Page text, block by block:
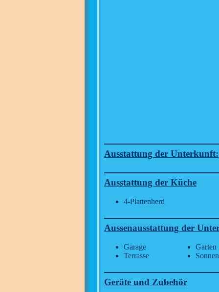
Ausstattung der Unterkunft:
Ausstattung der Küche
4-Plattenherd
Aussenausstattung der
Garage
Terrasse
Garten
Geräte und Zubehör